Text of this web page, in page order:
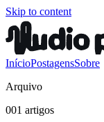
Skip to content
InícioPostagensSobre
Arquivo
001 artigos